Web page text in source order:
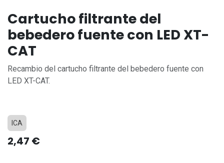
Cartucho filtrante del
bebedero fuente con LED XT-
CAT
Recambio del cartucho filtrante del bebedero fuente con
LED XT-CAT.
ICA
2,47 €